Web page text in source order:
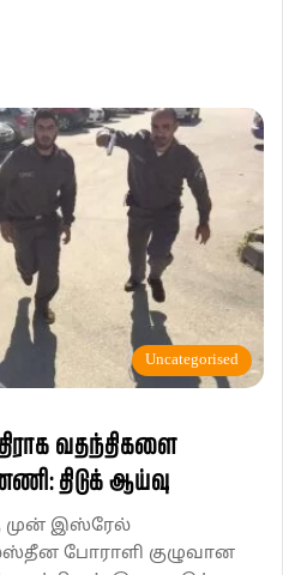
Uncategorised
வதந்திகளை
திடுக் ஆய்வு
முன் இஸ்ரேல்
போராளி குழுவான